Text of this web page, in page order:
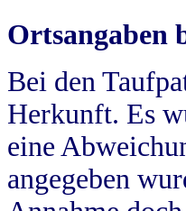
Ortsangaben
Bei den
Herkunft. Es
eine
angegeben